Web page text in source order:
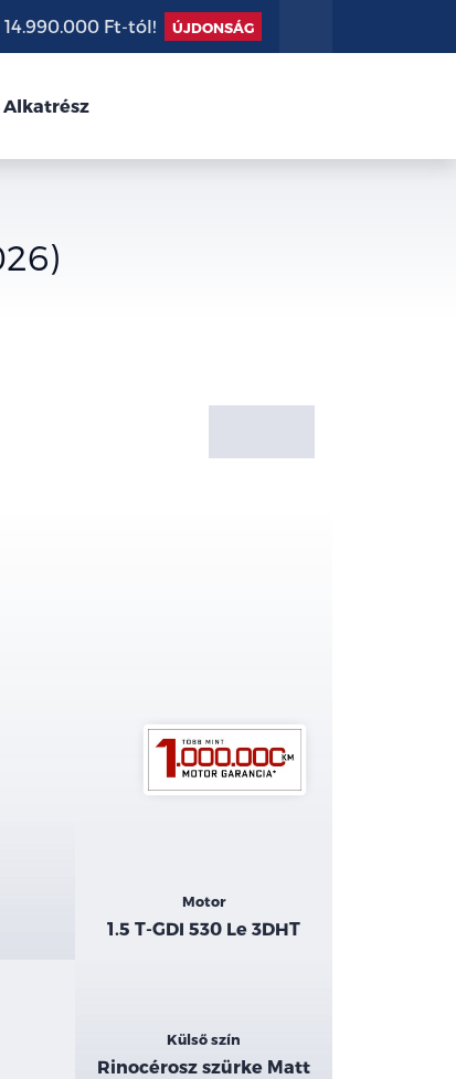
Ft-tól! ÚJDONSÁG
Alkatrész
Motor
1.5 T-GDI 530 Le 3DHT
Külső szín
Rinocérosz szürke Matt